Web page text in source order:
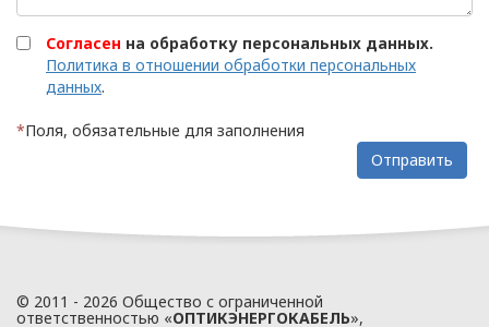
Согласен на обработку персональных данных.
Политика в отношении обработки персональных
данных.
*Поля, обязательные для заполнения
© 2011 - 2026 Общество с ограниченной
ответственностью «ОПТИКЭНЕРГОКАБЕЛЬ»,
отношении
обработки
персональных
данных
ответственностью
УТВЕРЖДАЮ
Директор ООО